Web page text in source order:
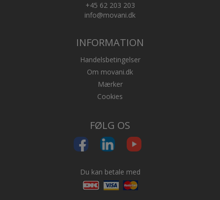
+45 62 203 203
info@movani.dk
INFORMATION
Handelsbetingelser
Om movani.dk
Mærker
Cookies
FØLG OS
Du kan betale med